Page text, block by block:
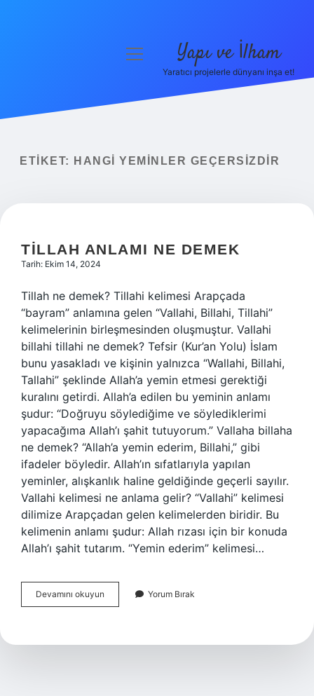
Yasal Uyarı
menüyü
Yapı ve İlham
Yaratıcı projelerle dünyanı inşa et!
ETIKET: HANGI YEMINLER GEÇERSIZDIR
TILLAH ANLAMI NE DEMEK
Tarih: Ekim 14, 2024
Tillah ne demek? Tillahi kelimesi Arapçada
“bayram” anlamına gelen “Vallahi, Billahi, Tillahi”
kelimelerinin birleşmesinden oluşmuştur. Vallahi
billahi tillahi ne demek? Tefsir (Kur’an Yolu) İslam
bunu yasakladı ve kişinin yalnızca “Wallahi, Billahi,
Tallahi” şeklinde Allah’a yemin etmesi gerektiği
kuralını getirdi. Allah’a edilen bu yeminin anlamı
şudur: “Doğruyu söylediğime ve söylediklerimi
yapacağıma Allah’ı şahit tutuyorum.” Vallaha billaha
ne demek? “Allah’a yemin ederim, Billahi,” gibi
ifadeler böyledir. Allah’ın sıfatlarıyla yapılan
yeminler, alışkanlık haline geldiğinde geçerli sayılır.
Vallahi kelimesi ne anlama gelir? “Vallahi” kelimesi
dilimize Arapçadan gelen kelimelerden biridir. Bu
kelimenin anlamı şudur: Allah rızası için bir konuda
Allah’ı şahit tutarım. “Yemin ederim” kelimesi…
Devamını okuyun
Anlamı
Yorum Bırak